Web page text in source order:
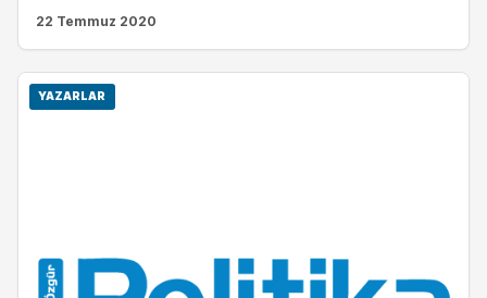
22 Temmuz 2020
YAZARLAR